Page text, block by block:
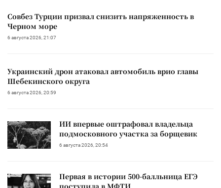
Совбез Турции призвал снизить напряженность в
Черном море
6 августа 2026, 21:07
Украинский дрон атаковал автомобиль врио главы
Шебекинского округа
6 августа 2026, 20:59
ИИ впервые оштрафовал владельца
подмосковного участка за борщевик
6 августа 2026, 20:54
Первая в истории 500-балльница ЕГЭ
поступила в МФТИ